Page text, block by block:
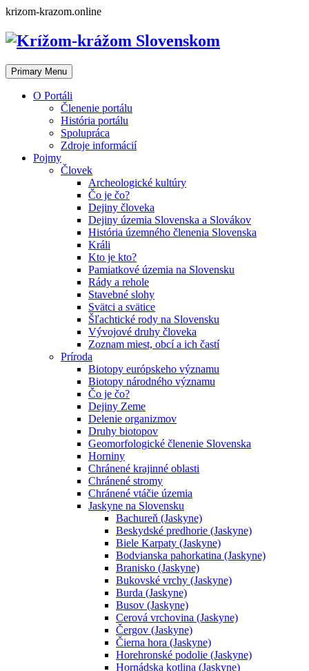
Skip
content
krizom-krazom.online
Primary Menu
O Portáli
Členenie portálu
História portálu
Spolupráca
Zdroje informácií
Pojmy
Človek
Archeologické kultúry
Čo je čo?
Dejiny človeka
Dejiny územia Slovenska a Slovákov
História územného členenia Slovenska
Králi
Kto je kto?
Pamiatkové územia na Slovensku
Rády a rehole
Stavebné slohy
Svätci a svätice
Šľachtické rody na Slovensku
Vývojové druhy človeka
Zoznam miest, obcí a ich častí
Príroda
Biotopy európskeho významu
Biotopy národného významu
Čo je čo?
Dejiny Zeme
Delenie organizmov
Druhy biotopov
Geomorfologické členenie Slovenska
Horniny
Chránené krajinné oblasti
Chránené stromy
Chránené vtáčie územia
Jaskyne na Slovensku
Bachureň (Jaskyne)
Beskydské predhorie (Jaskyne)
Biele Karpaty (Jaskyne)
Bodvianska pahorkatina (Jaskyne)
Branisko (Jaskyne)
Bukovské vrchy (Jaskyne)
Burda (Jaskyne)
Busov (Jaskyne)
Cerová vrchovina (Jaskyne)
Čergov (Jaskyne)
Čierna hora (Jaskyne)
Horehronské podolie (Jaskyne)
Hornádska kotlina (Jaskyne)